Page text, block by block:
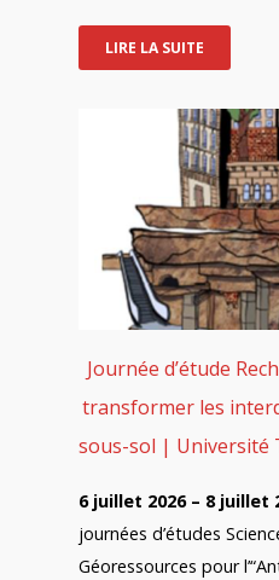
LIRE LA SUITE
Journée d’étude
transformer les
sous-sol | Université
6 juillet 2026 – 8 juillet
journées d’études
Géoressources pour